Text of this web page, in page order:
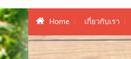
Home เกี่ยวกับเรา